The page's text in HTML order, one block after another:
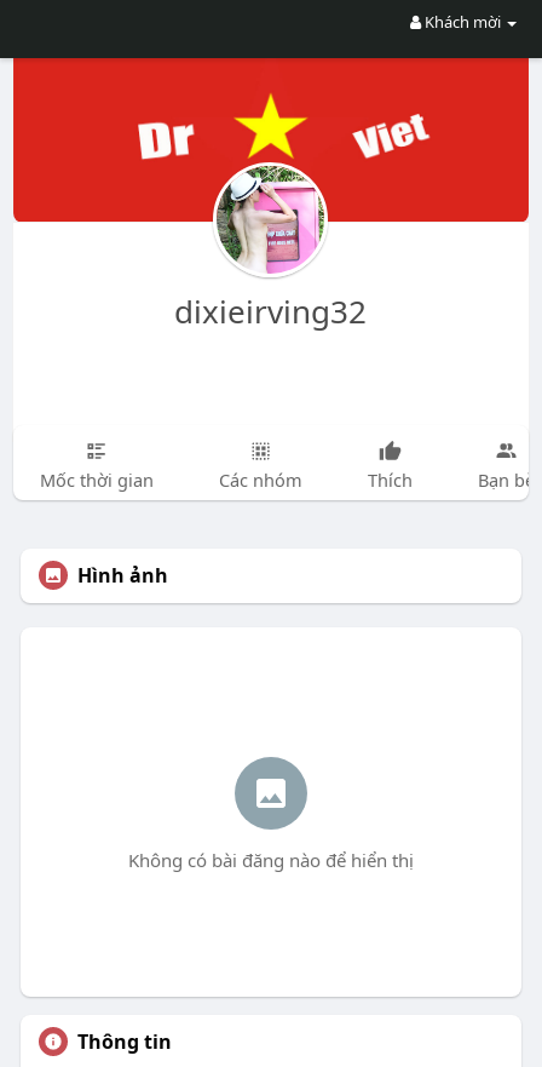
Khách mời
dixieirving32
Mốc thời gian Các nhóm Thích Bạn bè
Hình ảnh
Không có bài đăng nào để hiển thị
Thông tin